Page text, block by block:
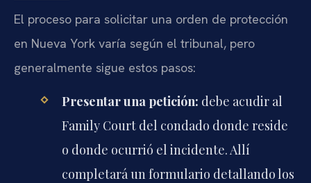
El proceso para solicitar una orden de protección
en Nueva York varía según el tribunal, pero
generalmente sigue estos pasos:
Presentar una petición: debe acudir al
Family Court del condado donde reside
o donde ocurrió el incidente. Allí
completará un formulario detallando los